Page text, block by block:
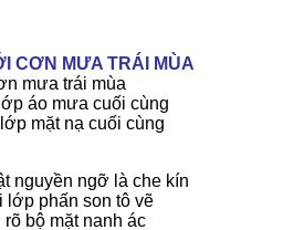
CƠN MƯA TRÁI MÙA
mưa trái mùa
áo mưa cuối cùng
mặt nạ cuối cùng
nguyền ngỡ là che kín
lớp phấn son tô vẽ
rõ bộ mặt nanh ác